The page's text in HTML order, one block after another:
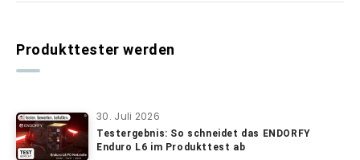
Produkttester werden
30. Juli 2026
Testergebnis: So schneidet das ENDORFY
Enduro L6 im Produkttest ab